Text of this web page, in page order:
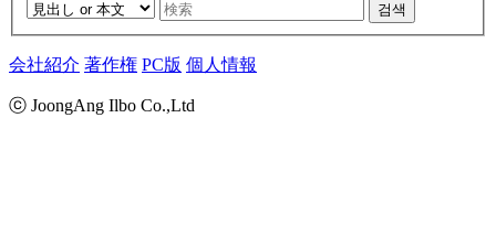
검색
会社紹介 著作権 PC版 個人情報
ⓒ JoongAng Ilbo Co.,Ltd